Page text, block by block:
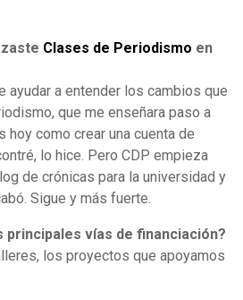
Clases de Periodismo en
ayudar a entender los cambios que
que me enseñara paso a
como crear una cuenta de
lo hice. Pero CDP empieza
de crónicas para la universidad y
Sigue y más fuerte.
principales vías de financiación?
los proyectos que apoyamos